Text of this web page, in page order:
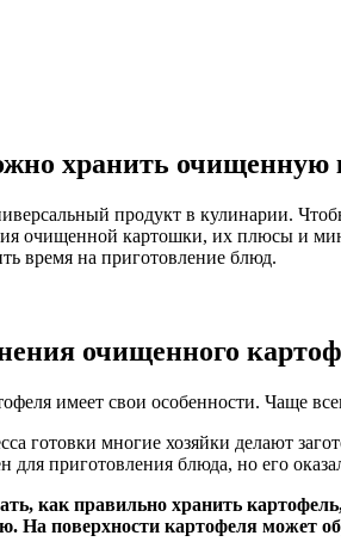
хранить очищенную
продукт в кулинарии.
очищенной картошки, их плюсы и
время на приготовление блюд.
очищенного
имеет свои особенности. Чаще
готовки многие хозяйки делают
для приготовления блюда, но его
как правильно хранить
На поверхности картофеля может